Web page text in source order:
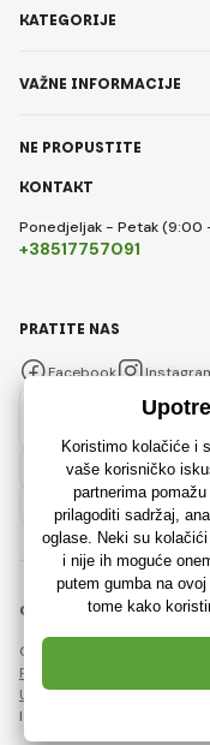
KONTAKT
Ponedjeljak - Petak (9:00
+38517757091
KATEGORIJE
VAŽNE INFORMACIJE
NE PROPUSTITE
PRATITE NAS
Facebook
© 2018 - 2026
Ova stranica je zaštićena
Pravila o zaštiti osobnih
Ugovorni uvjeti.
Izrada učinkovitih